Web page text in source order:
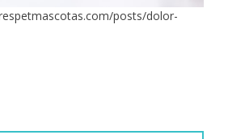
posts/dolor-